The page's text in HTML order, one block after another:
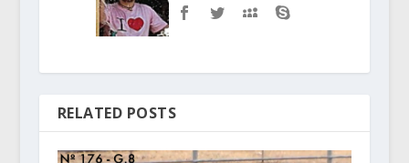
RELATED POSTS